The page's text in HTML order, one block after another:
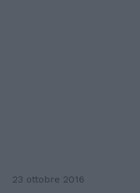
23 ottobre 2016